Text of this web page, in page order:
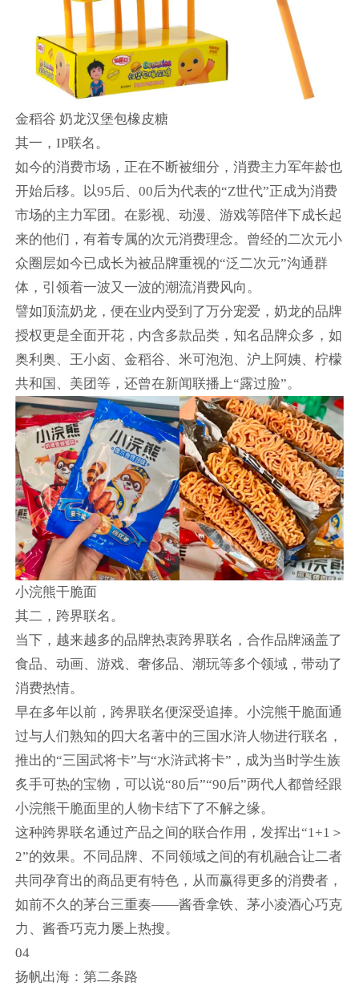
金稻谷 奶龙汉堡包橡皮糖
其一，IP联名。
如今的消费市场，正在不断被细分，消费主力军年龄也
开始后移。以95后、00后为代表的“Z世代”正成为消费
市场的主力军团。在影视、动漫、游戏等陪伴下成长起
来的他们，有着专属的次元消费理念。曾经的二次元小
众圈层如今已成长为被品牌重视的“泛二次元”沟通群
体，引领着一波又一波的潮流消费风向。
譬如顶流奶龙，便在业内受到了万分宠爱，奶龙的品牌
授权更是全面开花，内含多款品类，知名品牌众多，如
奥利奥、王小卤、金稻谷、米可泡泡、沪上阿姨、柠檬
共和国、美团等，还曾在新闻联播上“露过脸”。
小浣熊干脆面
其二，跨界联名。
当下，越来越多的品牌热衷跨界联名，合作品牌涵盖了
食品、动画、游戏、奢侈品、潮玩等多个领域，带动了
消费热情。
早在多年以前，跨界联名便深受追捧。小浣熊干脆面通
过与人们熟知的四大名著中的三国水浒人物进行联名，
推出的“三国武将卡”与“水浒武将卡”，成为当时学生族
炙手可热的宝物，可以说“80后”“90后”两代人都曾经跟
小浣熊干脆面里的人物卡结下了不解之缘。
这种跨界联名通过产品之间的联合作用，发挥出“1+1＞
2”的效果。不同品牌、不同领域之间的有机融合让二者
共同孕育出的商品更有特色，从而赢得更多的消费者，
如前不久的茅台三重奏——酱香拿铁、茅小凌酒心巧克
力、酱香巧克力屡上热搜。
04
扬帆出海：第二条路